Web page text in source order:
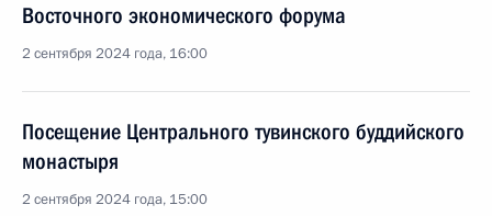
Восточного экономического форума
2 сентября 2024 года, 16:00
Посещение Центрального тувинского буддийского
монастыря
2 сентября 2024 года, 15:00